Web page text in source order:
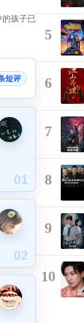
孩子已
短评
01
02
5
6
7
8
9
10